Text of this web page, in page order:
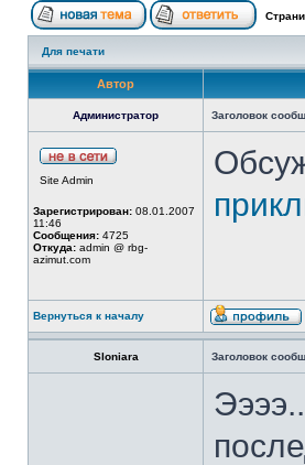
Для печати
Автор
Администратор Заголовок
Site Admin
Зарегистрирован: 08.01.2007
11:46
Сообщения: 4725
Откуда: admin @ rbg-
azimut.com
Вернуться к началу
Sloniara Заголовок